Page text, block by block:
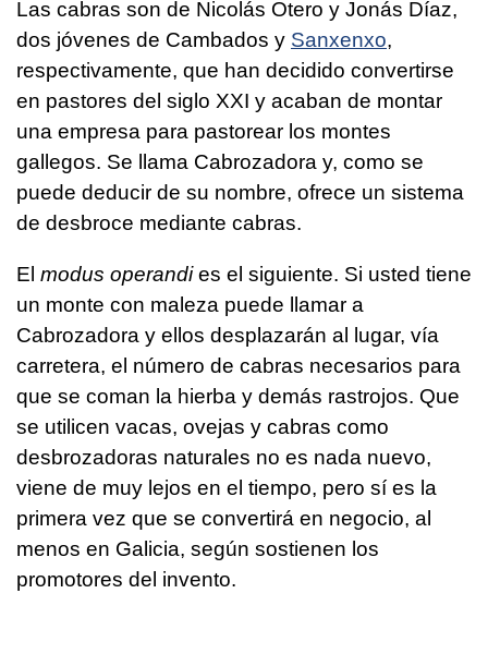
Las cabras son de Nicolás Otero y Jonás Díaz,
dos jóvenes de Cambados y Sanxenxo,
respectivamente, que han decidido convertirse
en pastores del siglo XXI y acaban de montar
una empresa para pastorear los montes
gallegos. Se llama Cabrozadora y, como se
puede deducir de su nombre, ofrece un sistema
de desbroce mediante cabras.
El modus operandies el siguiente. Si usted tiene
un monte con maleza puede llamar a
Cabrozadora y ellos desplazarán al lugar, vía
carretera, el número de cabras necesarios para
que se coman la hierba y demás rastrojos. Que
se utilicen vacas, ovejas y cabras como
desbrozadoras naturales no es nada nuevo,
viene de muy lejos en el tiempo, pero sí es la
primera vez que se convertirá en negocio, al
menos en Galicia, según sostienen los
promotores del invento.